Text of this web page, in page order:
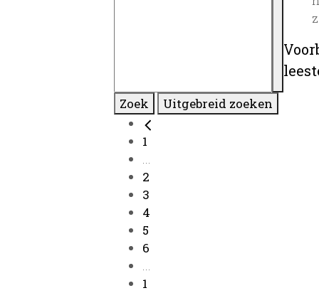
Zoek Uitgebreid zoeken
1
...
2
3
4
5
6
...
1